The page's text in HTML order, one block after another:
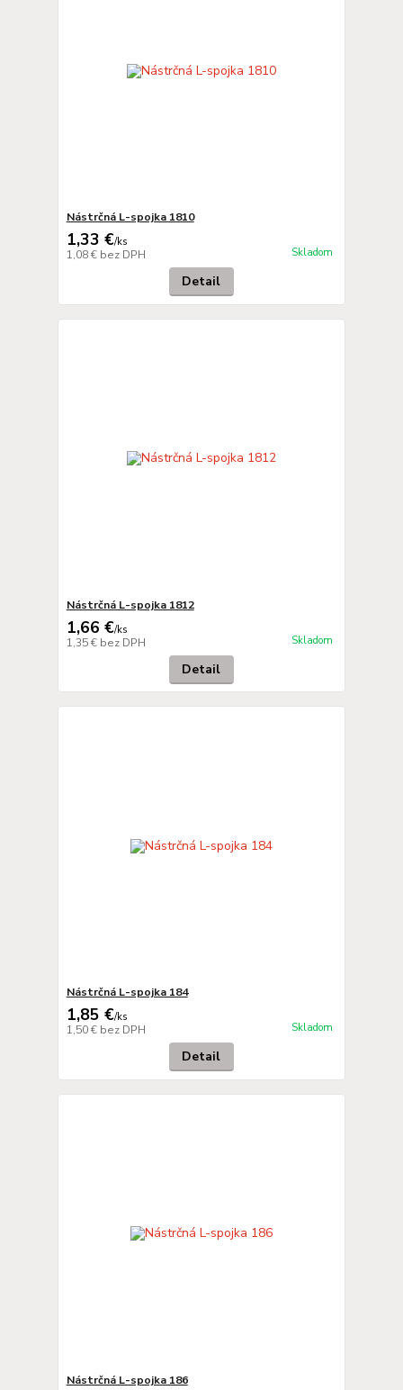
Nástrčná L-spojka 1810
1,33 €/ks
1,08 € bez DPH Skladom
Detail
Nástrčná L-spojka 1812
1,66 €/ks
1,35 € bez DPH Skladom
Detail
Nástrčná L-spojka 184
1,85 €/ks
1,50 € bez DPH Skladom
Detail
Nástrčná L-spojka 186